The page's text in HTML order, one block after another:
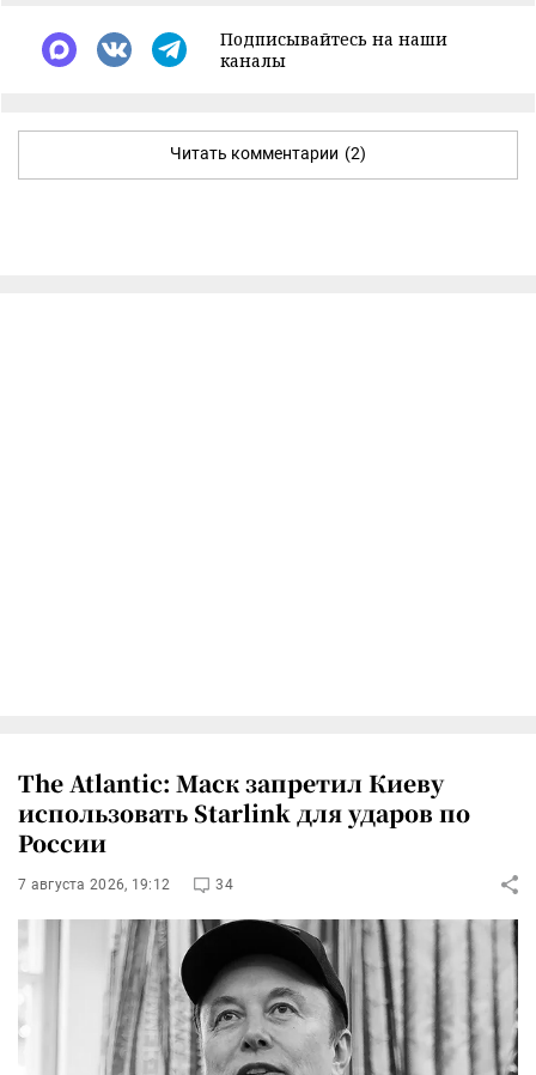
Подписывайтесь на наши
каналы
Читать комментарии (2)
The Atlantic: Маск запретил Киеву
использовать Starlink для ударов по
России
7 августа 2026, 19:12 34